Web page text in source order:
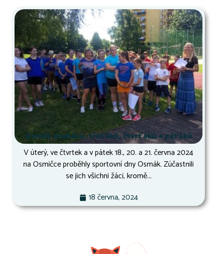
Osmák druháků, třeťáků, čtvrťáků a páťáků
V úterý, ve čtvrtek a v pátek 18., 20. a 21. června 2024
na Osmičce proběhly sportovní dny Osmák. Zúčastnili
se jich všichni žáci, kromě...
18 června, 2024